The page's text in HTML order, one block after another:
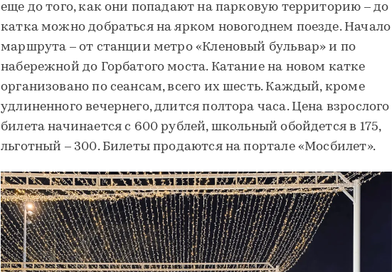
еще до того, как они попадают на парковую территорию – до
катка можно добраться на ярком новогоднем поезде. Начало
маршрута – от станции метро «Кленовый бульвар» и по
набережной до Горбатого моста. Катание на новом катке
организовано по сеансам, всего их шесть. Каждый, кроме
удлиненного вечернего, длится полтора часа. Цена взрослого
билета начинается с 600 рублей, школьный обойдется в 175,
льготный – 300. Билеты продаются на портале «Мосбилет».